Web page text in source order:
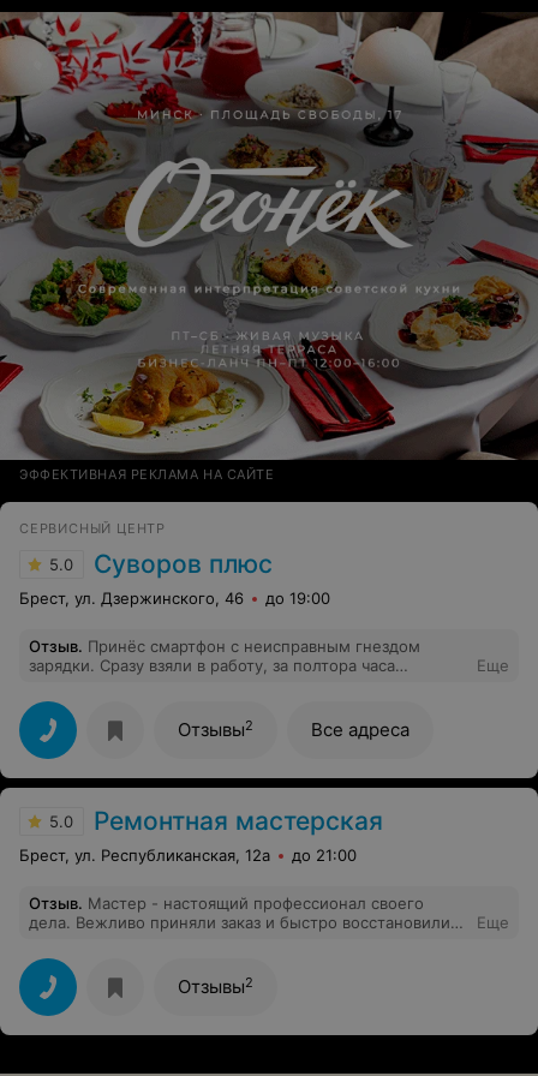
работу, сервис однозначно рекомендую!
ЭФФЕКТИВНАЯ РЕКЛАМА НА САЙТЕ
СЕРВИСНЫЙ ЦЕНТР
5.0 Суворов плюс
Брест, ул. Дзержинского, 46 до 19:00
Отзыв. Принёс смартфон с неисправным гнездом
зарядки. Сразу взяли в работу, за полтора часа
Еще
Отзывы2 Все адреса
5.0 Ремонтная мастерская
Брест, ул. Республиканская, 12а до 21:00
Отзыв. Мастер - настоящий профессионал своего
дела. Вежливо приняли заказ и быстро восстановили
Еще
Отзывы2